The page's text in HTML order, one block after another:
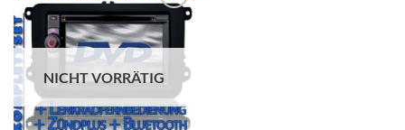
Zu
Wunschliste
hinzufügen
NICHT VORRÄTIG